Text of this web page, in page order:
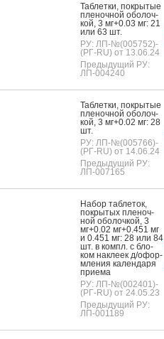
Таб­летки, пок­ры­тые
пле­ноч­ной обо­лоч­
кой, 3 мг+0.03 мг: 21
или 63 шт.
РУ: ЛП-№(005752)-
(РГ-RU) от 13.06.24
Предыдущий РУ:
ЛП-004240
Таб­летки, пок­ры­тые
пле­ноч­ной обо­лоч­
кой, 3 мг+0.02 мг: 28
шт.
РУ: ЛП-№(005766)-
(РГ-RU) от 14.06.24
Предыдущий РУ:
ЛП-007165
На­бор таб­ле­ток,
пок­ры­тых пле­ноч­
ной обо­лоч­кой, 3
мг+0.02 мг+0.451 мг
и 0.451 мг: 28 или 84
шт. в компл. с бло­
ком нак­ле­ек д/офор­
мле­ния ка­лен­да­ря
при­ема
РУ: ЛП-№(002401)-
(РГ-RU) от 24.05.23
Предыдущий РУ:
ЛП-001189